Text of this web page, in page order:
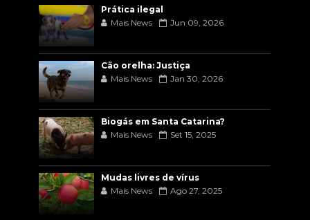
Prática ilegal
Mais News
Jun 09, 2026
Cão orelha: Justiça
Mais News
Jan 30, 2026
Biogás em Santa Catarina?
Mais News
Set 15, 2025
Mudas livres de vírus
Mais News
Ago 27, 2025